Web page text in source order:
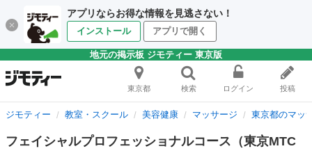
アプリならお得な情報を見逃さない！
インストール アプリで開く
地元の掲示板 ジモティー 東京版
東京都 検索 ログイン 投稿
ジモティー 教室・スクール 美容健康 マッサージ 東京都のマッ
フェイシャルプロフェッショナルコース（東京MTC